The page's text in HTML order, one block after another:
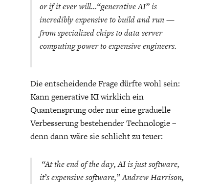
or if it ever will…“generative AI” is
incredibly expensive to build and run —
from specialized chips to data server
computing power to expensive engineers.
Die entscheidende Frage dürfte wohl sein:
Kann generative KI wirklich ein
Quantensprung oder nur eine graduelle
Verbesserung bestehender Technologie –
denn dann wäre sie schlicht zu teuer:
“At the end of the day, AI is just software,
it’s expensive software,” Andrew Harrison,